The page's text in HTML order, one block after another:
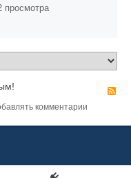
просмотра
комментарии